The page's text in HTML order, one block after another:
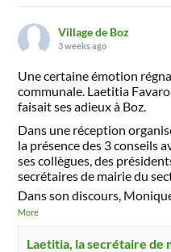
Village de Boz
3 weeks ago
Une certaine émotion
communale. Laetitia
faisait ses adieux à Boz.
Dans une réception
la présence des 3 conseils
ses collègues, des
secrétaires de mairie du
Dans son discours,
More
Laetitia, la secrétaire de